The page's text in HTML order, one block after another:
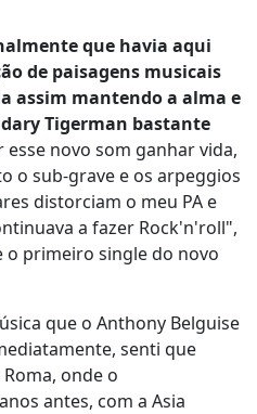
que havia aqui
de paisagens musicais
assim mantendo a alma e
Tigerman bastante
esse novo som ganhar vida,
o sub-grave e os arpeggios
distorciam o meu PA e
a fazer Rock'n'roll",
o primeiro single do novo
que o Anthony Belguise
senti que
onde o
antes, com a Asia